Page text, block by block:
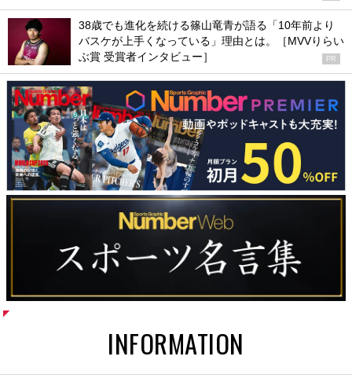
38歳でも進化を続ける篠山竜青が語る「10年前より
バスケが上手くなっている」理由とは。［MVVりらい
ぶ賞 受賞者インタビュー］
PR
INFORMATION